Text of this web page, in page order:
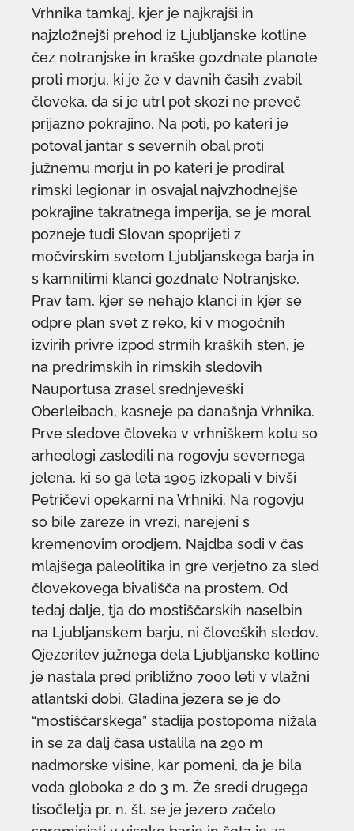
Vrhnika tamkaj, kjer je najkrajši in
najzložnejši prehod iz Ljubljanske kotline
čez notranjske in kraške gozdnate planote
proti morju, ki je že v davnih časih zvabil
človeka, da si je utrl pot skozi ne preveč
prijazno pokrajino. Na poti, po kateri je
potoval jantar s severnih obal proti
južnemu morju in po kateri je prodiral
rimski legionar in osvajal najvzhodnejše
pokrajine takratnega imperija, se je moral
pozneje tudi Slovan spoprijeti z
močvirskim svetom Ljubljanskega barja in
s kamnitimi klanci gozdnate Notranjske.
Prav tam, kjer se nehajo klanci in kjer se
odpre plan svet z reko, ki v mogočnih
izvirih privre izpod strmih kraških sten, je
na predrimskih in rimskih sledovih
Nauportusa zrasel srednjeveški
Oberleibach, kasneje pa današnja Vrhnika.
Prve sledove človeka v vrhniškem kotu so
arheologi zasledili na rogovju severnega
jelena, ki so ga leta 1905 izkopali v bivši
Petričevi opekarni na Vrhniki. Na rogovju
so bile zareze in vrezi, narejeni s
kremenovim orodjem. Najdba sodi v čas
mlajšega paleolitika in gre verjetno za sled
človekovega bivališča na prostem. Od
tedaj dalje, tja do mostiščarskih naselbin
na Ljubljanskem barju, ni človeških sledov.
Ojezeritev južnega dela Ljubljanske kotline
je nastala pred približno 7000 leti v vlažni
atlantski dobi. Gladina jezera se je do
“mostiščarskega” stadija postopoma nižala
in se za dalj časa ustalila na 290 m
nadmorske višine, kar pomeni, da je bila
voda globoka 2 do 3 m. Že sredi drugega
tisočletja pr. n. št. se je jezero začelo